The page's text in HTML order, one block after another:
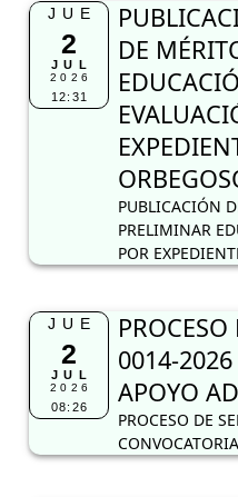
JUE
2
JUL
2026
12:31
DE
PUBLICACIÓN
PRELIMINAR
POR
JUE
2
JUL
2026
08:26
0014-
APOYO
PROCESO DE
CONVOCATORIA